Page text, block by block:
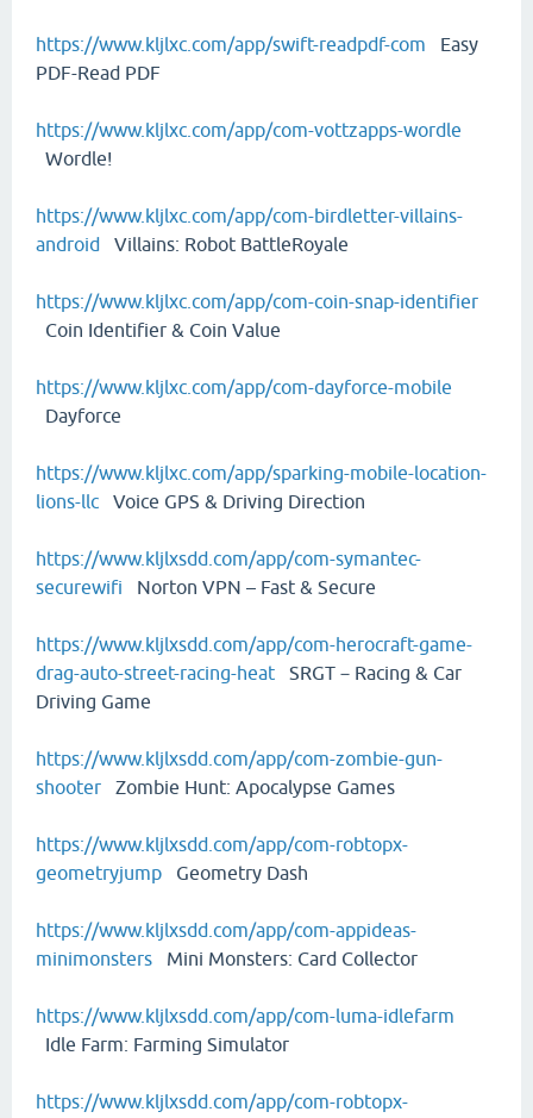
https://www.kljlxc.com/app/swift-readpdf-com Easy
PDF-Read PDF
https://www.kljlxc.com/app/com-vottzapps-wordle
Wordle!
https://www.kljlxc.com/app/com-birdletter-villains-
android Villains: Robot BattleRoyale
https://www.kljlxc.com/app/com-coin-snap-identifier
Coin Identifier & Coin Value
https://www.kljlxc.com/app/com-dayforce-mobile
Dayforce
https://www.kljlxc.com/app/sparking-mobile-location-
lions-llc Voice GPS & Driving Direction
https://www.kljlxsdd.com/app/com-symantec-
securewifi Norton VPN – Fast & Secure
https://www.kljlxsdd.com/app/com-herocraft-game-
drag-auto-street-racing-heat SRGT－Racing & Car
Driving Game
https://www.kljlxsdd.com/app/com-zombie-gun-
shooter Zombie Hunt: Apocalypse Games
https://www.kljlxsdd.com/app/com-robtopx-
geometryjump Geometry Dash
https://www.kljlxsdd.com/app/com-appideas-
minimonsters Mini Monsters: Card Collector
https://www.kljlxsdd.com/app/com-luma-idlefarm
Idle Farm: Farming Simulator
https://www.kljlxsdd.com/app/com-robtopx-